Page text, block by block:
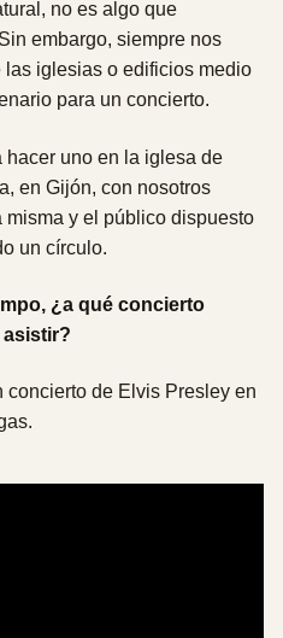
no es algo que
embargo, siempre nos
iglesias o edificios medio
para un concierto.
hacer uno en la iglesa de
en Gijón, con nosotros
y el público dispuesto
un círculo.
¿a qué concierto
concierto de Elvis Presley en